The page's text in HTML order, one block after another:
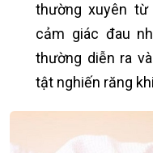
thường xuyên
cảm giác đau
thường diễn ra
tật nghiến răng